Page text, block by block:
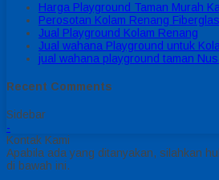
Harga Playground Taman Murah
Perosotan Kolam Renang
Jual Playground Kolam Renang
Jual wahana Playground untuk
jual wahana playground taman
Recent Comments
Sidebar
-
Kontak Kami
Apabila ada yang ditanyakan, silahkan
di bawah ini.